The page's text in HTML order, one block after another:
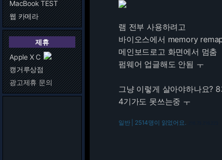
MacBook TEST
웹 카메라
제휴
Apple X C
캥거루상점
광고제휴 문의
램 전부 사용하려고
바이오스에서 memory
메인보드로고 화면에서 멈춤
펌웨어 업글해도 안됨 ㅜ
그냥 이렇게 살아야하나요?
4기가도 못쓰는중 ㅜ
일반 | 2514명이 읽었어요.